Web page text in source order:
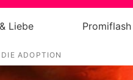
Liebe
ADOPTION